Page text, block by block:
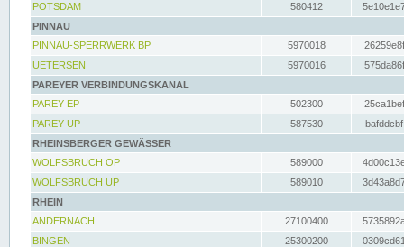
POTSDAM
580412
PINNAU
PINNAU-SPERRWERK BP
5970018
UETERSEN
5970016
PAREYER VERBINDUNGSKANAL
PAREY EP
502300
PAREY UP
587530
RHEINSBERGER GEWÄSSER
WOLFSBRUCH OP
589000
WOLFSBRUCH UP
589010
RHEIN
ANDERNACH
27100400
BINGEN
25300200